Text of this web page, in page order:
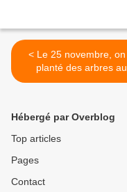
< Le 25 novembre, on a
planté des arbres au
square Forceval
Hébergé par Overblog
Top articles
Pages
Contact